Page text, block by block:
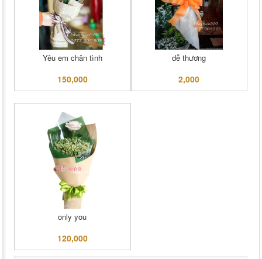
Yêu em chân tình
150,000
dễ thương
2,000
only you
120,000